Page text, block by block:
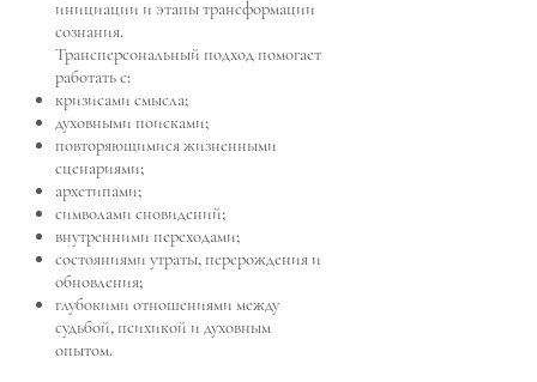
инициации и этапы трансформации
сознания.
Трансперсональный подход помогает
работать с:
кризисами смысла;
духовными поисками;
повторяющимися жизненными
сценариями;
архетипами;
символами сновидений;
внутренними переходами;
состояниями утраты, перерождения и
обновления;
глубокими отношениями между
судьбой, психикой и духовным
опытом.